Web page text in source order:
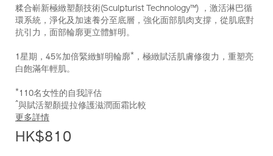
糅合嶄新極緻塑顏技術(Sculpturist Technology™) ，激活淋巴循
環系統，淨化及加速養分至底層，強化面部肌肉支撐，從肌底對
抗引力，面部輪廓更立體鮮明。
1星期，45%加倍緊緻鮮明輪廓*
，極緻賦活肌膚修復力，重塑亮
白飽滿年輕肌。
*110名女性的自我評估
^與賦活塑顏提拉修護滋潤面霜比較
更多詳情
HK$810